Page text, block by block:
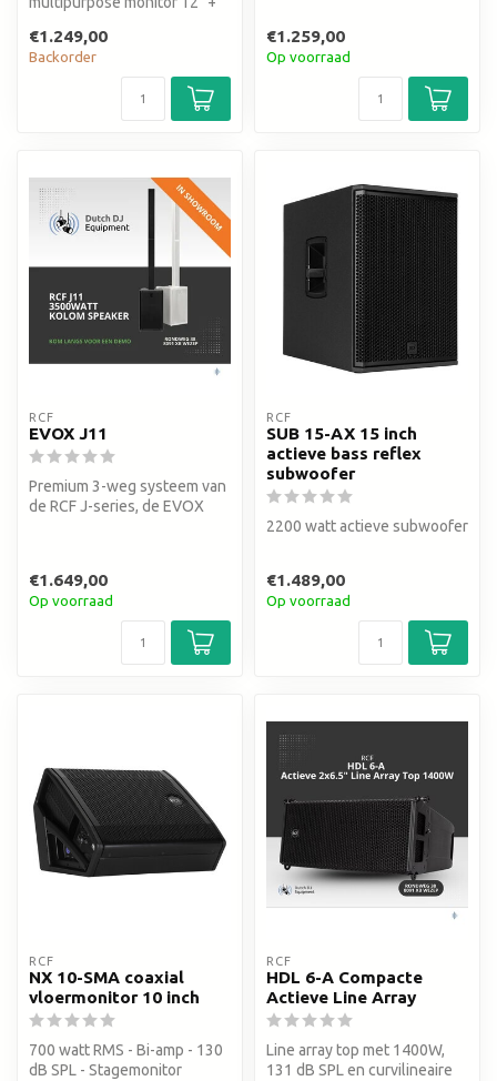
€1.249,00
Backorder
€1.259,00
Op voorraad
RCF
EVOX J11
Premium 3-weg systeem van
de RCF J-series, de EVOX
€1.649,00
Op voorraad
RCF
SUB 15-AX 15 inch
actieve bass reflex
subwoofer
2200 watt actieve subwoofer
€1.489,00
Op voorraad
RCF
NX 10-SMA coaxial
vloermonitor 10 inch
700 watt RMS - Bi-amp - 130
dB SPL - Stagemonitor
RCF
HDL 6-A Compacte
Actieve Line Array
Line array top met 1400W,
131 dB SPL en curvilineaire